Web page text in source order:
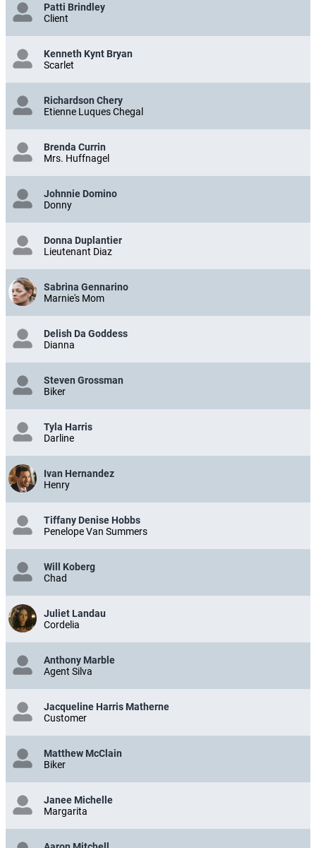
Patti Brindley
Client
Kenneth Kynt Bryan
Scarlet
Richardson Chery
Etienne Luques Chegal
Brenda Currin
Mrs. Huffnagel
Johnnie Domino
Donny
Donna Duplantier
Lieutenant Diaz
Sabrina Gennarino
Marnie's Mom
Delish Da Goddess
Dianna
Steven Grossman
Biker
Tyla Harris
Darline
Ivan Hernandez
Henry
Tiffany Denise Hobbs
Penelope Van Summers
Will Koberg
Chad
Juliet Landau
Cordelia
Anthony Marble
Agent Silva
Jacqueline Harris Matherne
Customer
Matthew McClain
Biker
Janee Michelle
Margarita